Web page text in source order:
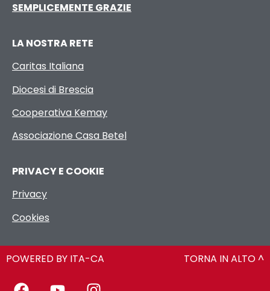
SEMPLICEMENTE GRAZIE
LA NOSTRA RETE
Caritas Italiana
Diocesi di Brescia
Cooperativa Kemay
Associazione Casa Betel
PRIVACY E COOKIE
Privacy
Cookies
POWERED BY ITA-CA TORNA IN ALTO ^